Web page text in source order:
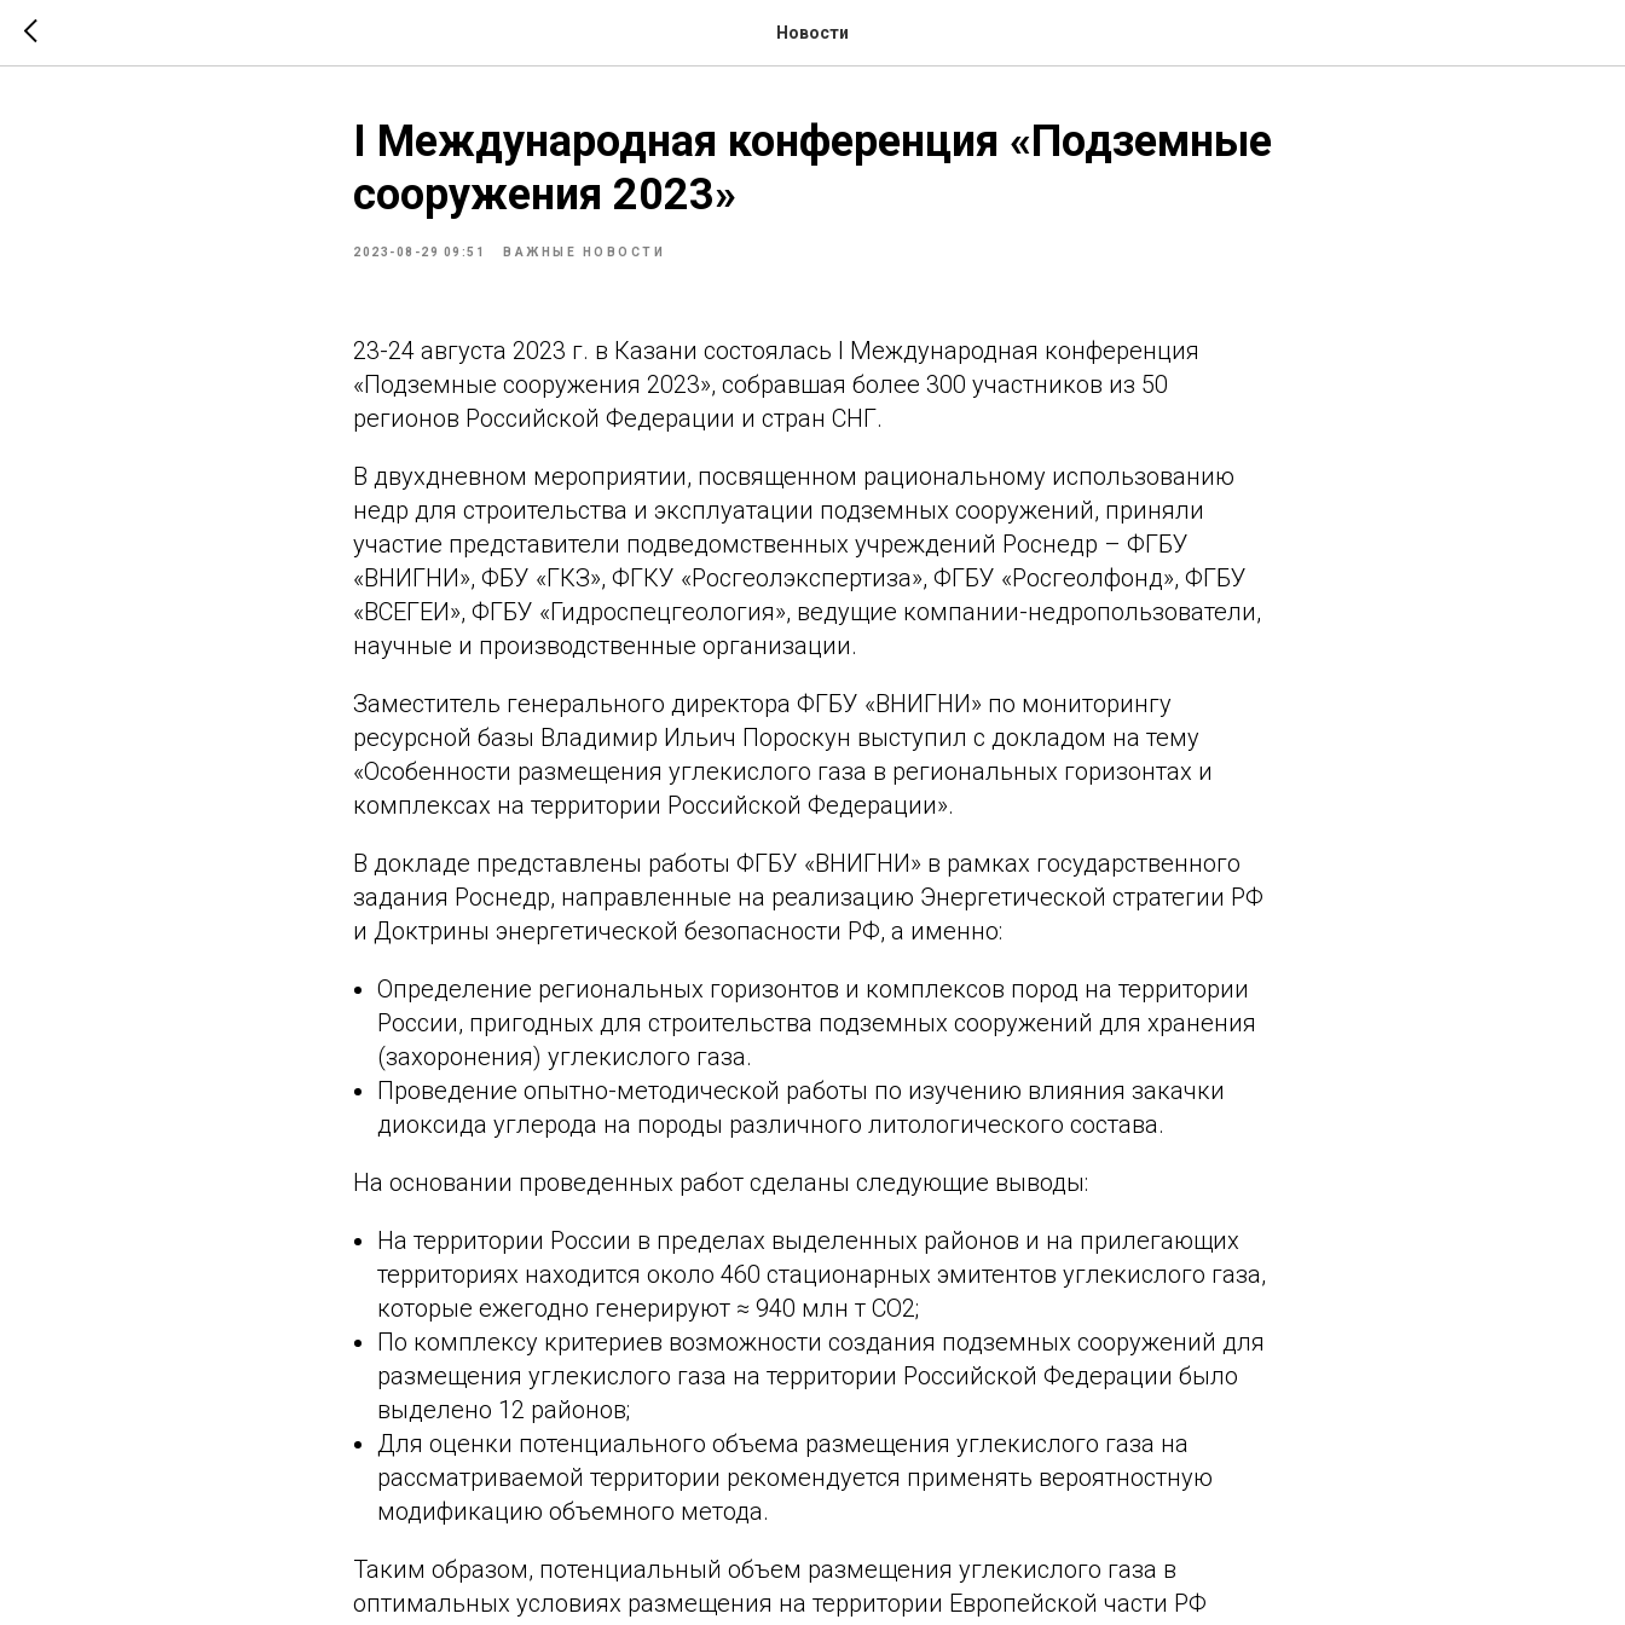
Новости
I Международная конференция «Подземные
сооружения 2023»
2023-08-29 09:51 ВАЖНЫЕ НОВОСТИ
23-24 августа 2023 г. в Казани состоялась I Международная конференция
«Подземные сооружения 2023», собравшая более 300 участников из 50
регионов Российской Федерации и стран СНГ.
В двухдневном мероприятии, посвященном рациональному использованию
недр для строительства и эксплуатации подземных сооружений, приняли
участие представители подведомственных учреждений Роснедр – ФГБУ
«ВНИГНИ», ФБУ «ГКЗ», ФГКУ «Росгеолэкспертиза», ФГБУ «Росгеолфонд», ФГБУ
«ВСЕГЕИ», ФГБУ «Гидроспецгеология», ведущие компании-недропользователи,
научные и производственные организации.
Заместитель генерального директора ФГБУ «ВНИГНИ» по мониторингу
ресурсной базы Владимир Ильич Пороскун выступил с докладом на тему
«Особенности размещения углекислого газа в региональных горизонтах и
комплексах на территории Российской Федерации».
В докладе представлены работы ФГБУ «ВНИГНИ» в рамках государственного
задания Роснедр, направленные на реализацию Энергетической стратегии РФ
и Доктрины энергетической безопасности РФ, а именно:
Определение региональных горизонтов и комплексов пород на территории
России, пригодных для строительства подземных сооружений для хранения
(захоронения) углекислого газа.
Проведение опытно-методической работы по изучению влияния закачки
диоксида углерода на породы различного литологического состава.
На основании проведенных работ сделаны следующие выводы:
На территории России в пределах выделенных районов и на прилегающих
территориях находится около 460 стационарных эмитентов углекислого газа,
которые ежегодно генерируют ≈ 940 млн т СО2;
По комплексу критериев возможности создания подземных сооружений для
размещения углекислого газа на территории Российской Федерации было
выделено 12 районов;
Для оценки потенциального объема размещения углекислого газа на
рассматриваемой территории рекомендуется применять вероятностную
модификацию объемного метода.
Таким образом, потенциальный объем размещения углекислого газа в
оптимальных условиях размещения на территории Европейской части РФ